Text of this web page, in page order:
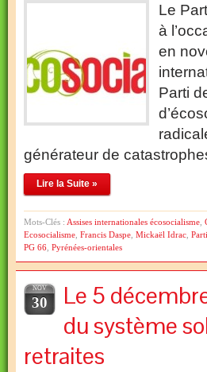
Le
à
en
Parti
générateur de
Lire la Suite »
Mots-Clés : Assises internationales écosocialisme
Ecosocialisme Francis Daspe Mickaël Idrac
PG 66 Pyrénées-orientales
NOV
30
Le 5
du système
retraites